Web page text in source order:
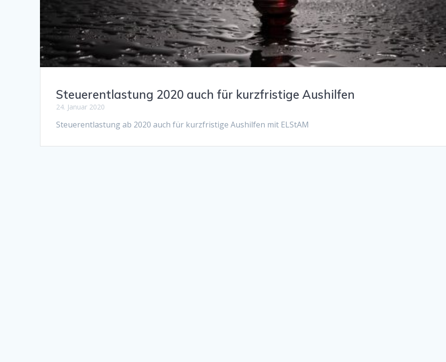
Steuerentlastung 2020 auch für kurzfristige Aushilfen
24. Januar 2020
Steuerentlastung ab 2020 auch für kurzfristige Aushilfen mit ELStAM